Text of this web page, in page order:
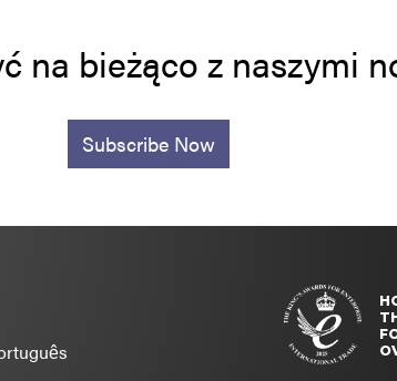
na bieżąco z naszymi
Subscribe Now